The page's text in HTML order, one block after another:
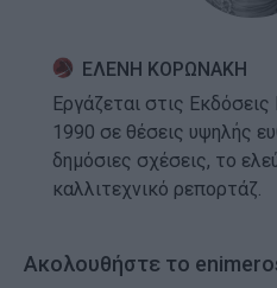
ΕΛΕΝΗ ΚΟΡΩΝΑΚΗ
Εργάζεται στις
1990 σε θέσεις υψηλής
δημόσιες σχέσεις, το
καλλιτεχνικό ρεπορτάζ.
Ακολουθήστε το